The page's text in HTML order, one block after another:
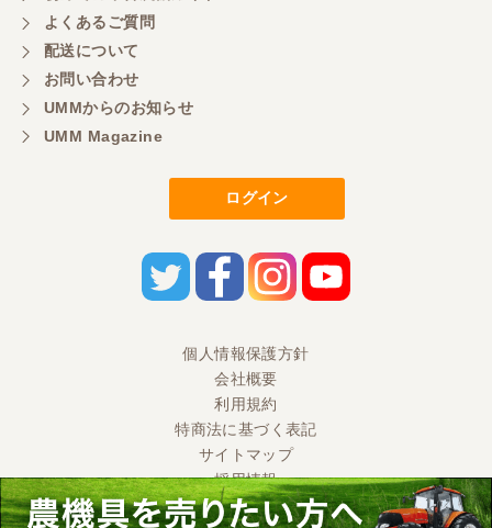
よくあるご質問
配送について
お問い合わせ
UMMからのお知らせ
UMM Magazine
ログイン
個人情報保護方針
会社概要
利用規約
特商法に基づく表記
サイトマップ
採用情報